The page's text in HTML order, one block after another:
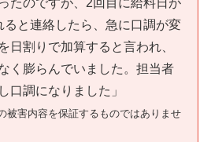
ると連絡したら、急に口調が変
日割りで加算すると言われ、
く膨らんでいました。担当者
口調になりました」
被害内容を保証するものではありませ